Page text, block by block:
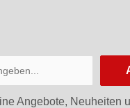
Angebote, Neuheiten